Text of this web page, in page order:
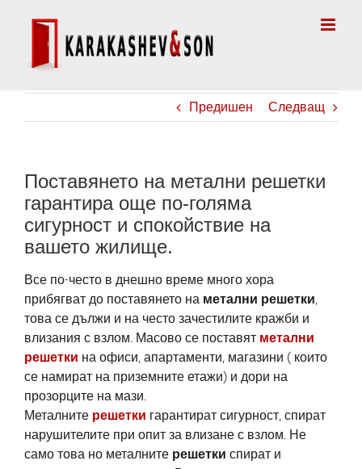
Предишен Следващ
Поставянето на метални решетки
гарантира още по-голяма
сигурност и спокойствие на
вашето жилище.
Все по-често в днешно време много хора
прибягват до поставянето на метални решетки,
това се дължи и на често зачестилите кражби и
влизания с взлом. Масово се поставят метални
решетки на офиси, апартаменти, магазини ( които
се намират на приземните етажи) и дори на
прозорците на мази.
Металните решетки гарантират сигурност, спират
нарушителите при опит за влизане с взлом. Не
само това но металните решетки спират и